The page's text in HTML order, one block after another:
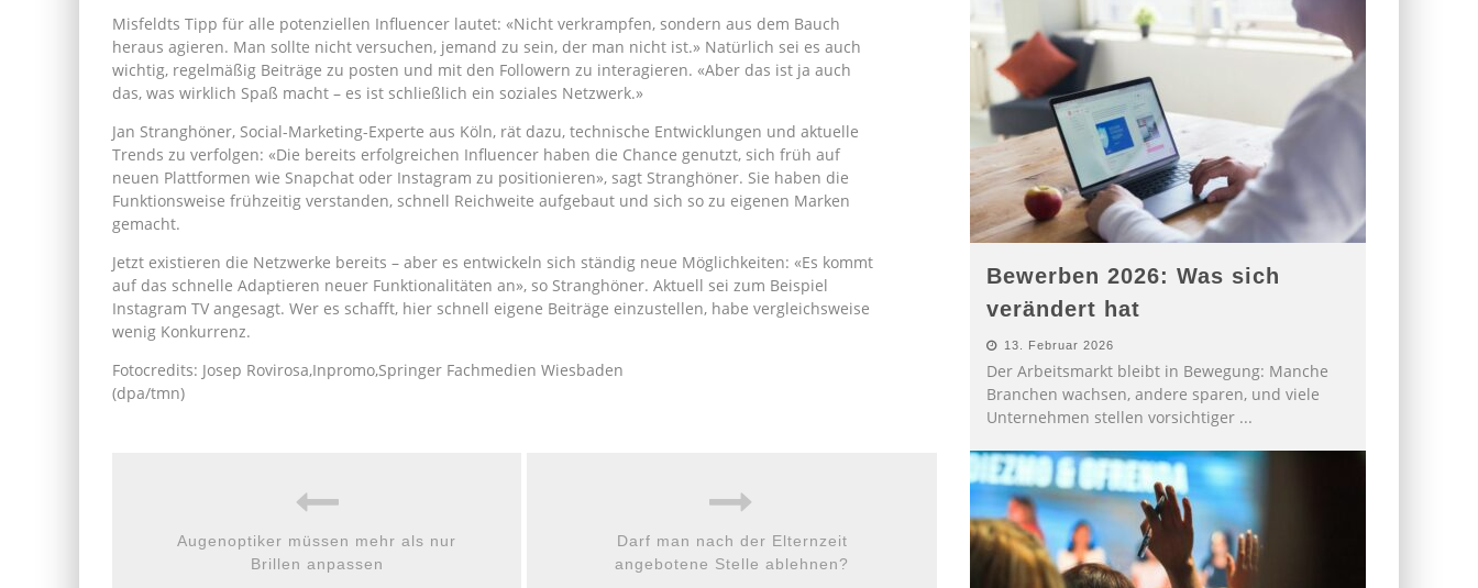
Misfeldts Tipp für alle potenziellen Influencer lautet: «Nicht verkrampfen, sondern aus dem Bauch
heraus agieren. Man sollte nicht versuchen, jemand zu sein, der man nicht ist.» Natürlich sei es auch
wichtig, regelmäßig Beiträge zu posten und mit den Followern zu interagieren. «Aber das ist ja auch
das, was wirklich Spaß macht – es ist schließlich ein soziales Netzwerk.»
Jan Stranghöner, Social-Marketing-Experte aus Köln, rät dazu, technische Entwicklungen und aktuelle
Trends zu verfolgen: «Die bereits erfolgreichen Influencer haben die Chance genutzt, sich früh auf
neuen Plattformen wie Snapchat oder Instagram zu positionieren», sagt Stranghöner. Sie haben die
Funktionsweise frühzeitig verstanden, schnell Reichweite aufgebaut und sich so zu eigenen Marken
gemacht.
Jetzt existieren die Netzwerke bereits – aber es entwickeln sich ständig neue Möglichkeiten: «Es kommt
auf das schnelle Adaptieren neuer Funktionalitäten an», so Stranghöner. Aktuell sei zum Beispiel
Instagram TV angesagt. Wer es schafft, hier schnell eigene Beiträge einzustellen, habe vergleichsweise
wenig Konkurrenz.
Fotocredits: Josep Rovirosa,Inpromo,Springer Fachmedien Wiesbaden
(dpa/tmn)
Augenoptiker müssen mehr als nur
Brillen anpassen
Darf man nach der Elternzeit
angebotene Stelle ablehnen?
Bewerben 2026: Was sich
verändert hat
13. Februar 2026
Der Arbeitsmarkt bleibt in Bewegung: Manche
Branchen wachsen, andere sparen, und viele
Unternehmen stellen vorsichtiger ...